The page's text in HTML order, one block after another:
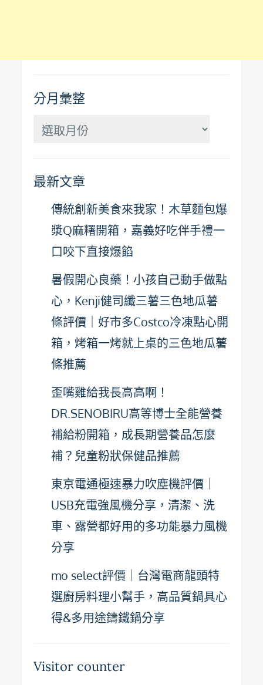
分月彙整
分
整
最新文章
傳統創新美食來我家！木草麵包爆
漿Q麻糬開箱，嘉義好吃伴手禮一
口咬下直接爆餡
暑假開心良藥！小孩自己動手做點
心，Kenji健司纖三薯三色地瓜薯
條評價｜好市多Costco冷凍點心開
箱，烤箱一烤就上桌的三色地瓜薯
條推薦
歪嘴雞給我長高高啊！
DR.SENOBIRU高等博士全能營養
補給粉開箱，成長期營養品怎麼
補？兒童粉狀保健品推薦
東京電通極速暴力吹塵機評價｜
USB充電強風機分享，清潔、洗
車、露營都好用的多功能暴力風機
分享
mo select評價｜台灣電商龍頭特
選廚房料理小幫手，高品質鍋具心
得&多用途鑄鐵鍋分享
Visitor counter